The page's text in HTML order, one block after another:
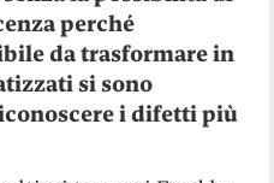
perché
da trasformare in
si sono
i difetti più